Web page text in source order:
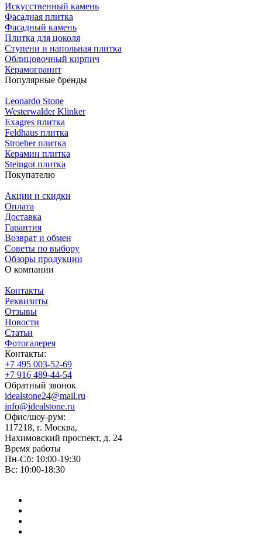
Искусственный камень
Фасадная плитка
Фасадный камень
Плитка для цоколя
Ступени и напольная плитка
Облицовочный кирпич
Керамогранит
Популярные бренды
Leonardo Stone
Westerwalder Klinker
Exagres плитка
Feldhaus плитка
Stroeher плитка
Керамин плитка
Steingot плитка
Покупателю
Акции и скидки
Оплата
Доставка
Гарантия
Возврат и обмен
Советы по выбору
Обзоры продукции
О компании
Контакты
Реквизиты
Отзывы
Новости
Статьи
Фотогалерея
Контакты:
+7 495 003-52-69
+7 916 489-44-54
Обратный звонок
idealstone24@mail.ru
info@idealstone.ru
Офис/шоу-рум:
117218, г. Москва,
Нахимовский проспект, д. 24
Время работы
Пн-Сб: 10:00-19:30
Вс: 10:00-18:30